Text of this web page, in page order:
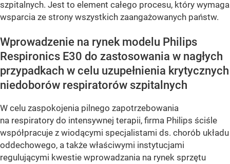
szpitalnych. Jest to element całego procesu, który wymaga
wsparcia ze strony wszystkich zaangażowanych państw.
Wprowadzenie na rynek modelu Philips
Respironics E30 do zastosowania w nagłych
przypadkach w celu uzupełnienia krytycznych
niedoborów respiratorów szpitalnych
W celu zaspokojenia pilnego zapotrzebowania
na respiratory do intensywnej terapii, firma Philips ściśle
współpracuje z wiodącymi specjalistami ds. chorób układu
oddechowego, a także właściwymi instytucjami
regulującymi kwestie wprowadzania na rynek sprzętu